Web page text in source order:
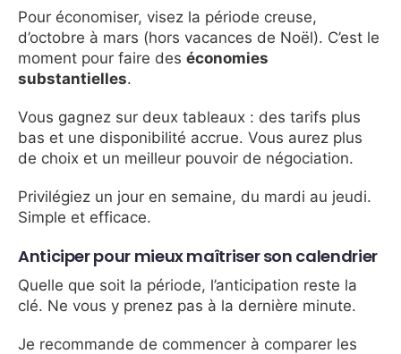
Pour économiser, visez la période creuse,
d’octobre à mars (hors vacances de Noël). C’est le
moment pour faire des économies
substantielles.
Vous gagnez sur deux tableaux : des tarifs plus
bas et une disponibilité accrue. Vous aurez plus
de choix et un meilleur pouvoir de négociation.
Privilégiez un jour en semaine, du mardi au jeudi.
Simple et efficace.
Anticiper pour mieux maîtriser son calendrier
Quelle que soit la période, l’anticipation reste la
clé. Ne vous y prenez pas à la dernière minute.
Je recommande de commencer à comparer les